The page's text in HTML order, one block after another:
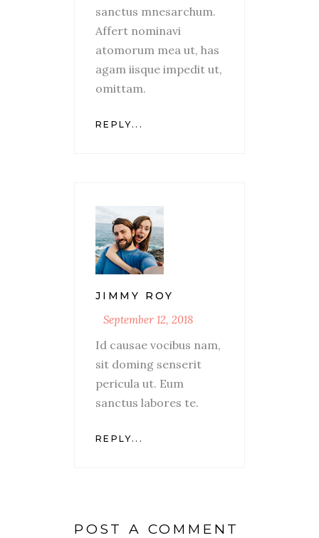
sanctus mnesarchum.
Affert nominavi
atomorum mea ut, has
agam iisque impedit ut,
omittam.
REPLY...
JIMMY ROY
September 12, 2018
Id causae vocibus nam,
sit doming senserit
pericula ut. Eum
sanctus labores te.
REPLY...
POST A COMMENT